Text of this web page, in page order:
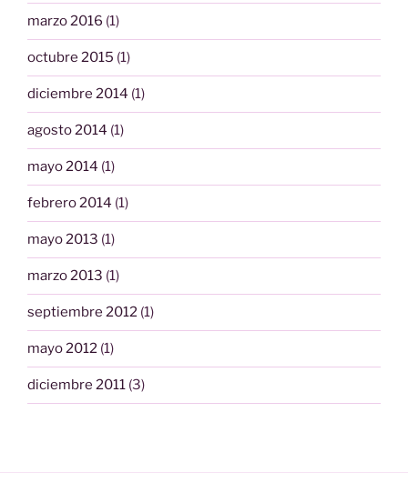
marzo 2016 (1)
octubre 2015 (1)
diciembre 2014 (1)
agosto 2014 (1)
mayo 2014 (1)
febrero 2014 (1)
mayo 2013 (1)
marzo 2013 (1)
septiembre 2012 (1)
mayo 2012 (1)
diciembre 2011 (3)